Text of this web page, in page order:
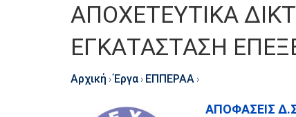
ΑΠΟΧΕΤΕΥΤΙΚΑ
ΕΓΚΑΤΑΣΤΑΣΗ
Αρχική ›Έργα › ΕΠΠΕΡΑΑ ›
ΑΠΟΦΑΣΕΙΣ